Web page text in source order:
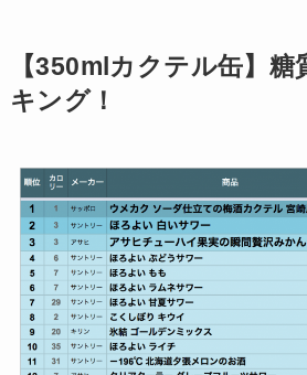
【350mlカクテル缶】糖
キング！